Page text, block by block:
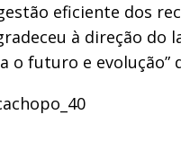
eficiente dos
à direção
futuro e evolução”